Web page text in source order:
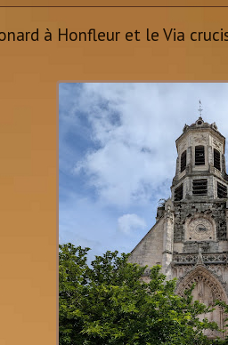
à Honfleur et le Via